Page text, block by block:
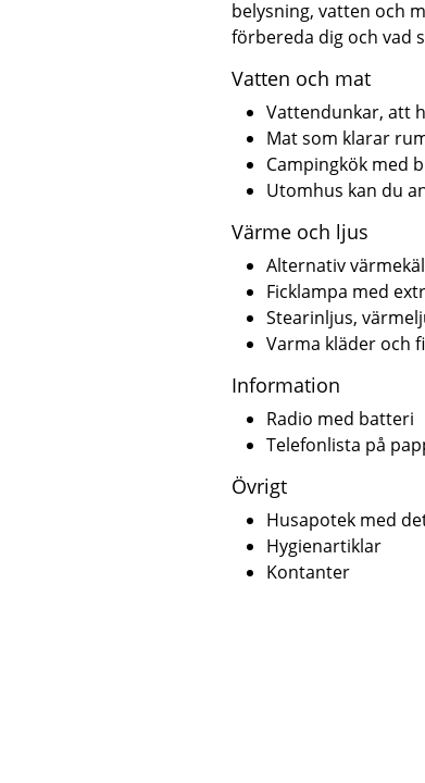
belysning, vatten och
förbereda dig och vad
Vatten och mat
Vattendunkar, att
Mat som klarar
Campingkök med
Utomhus kan du
Värme och ljus
Alternativ
Ficklampa med
Stearinljus,
Varma kläder och
Information
Radio med batteri
Telefonlista på
Övrigt
Husapotek med
Hygienartiklar
Kontanter